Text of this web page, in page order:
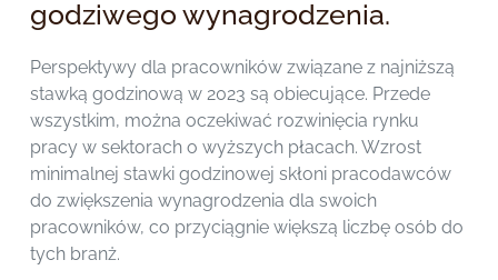
godziwego wynagrodzenia.
Perspektywy dla pracowników związane z najniższą
stawką godzinową w 2023 są obiecujące. Przede
wszystkim, można oczekiwać rozwinięcia rynku
pracy w sektorach o wyższych płacach. Wzrost
minimalnej stawki godzinowej skłoni pracodawców
do zwiększenia wynagrodzenia dla swoich
pracowników, co przyciągnie większą liczbę osób do
tych branż.